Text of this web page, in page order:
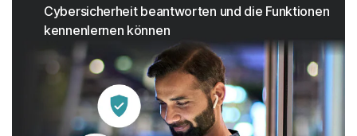
Cybersicherheit beantworten und die Funktionen
kennenlernen können